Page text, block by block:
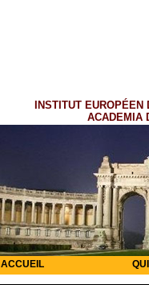
INSTITUT EUROPÉEN
ACADEMIA
ACCUEIL